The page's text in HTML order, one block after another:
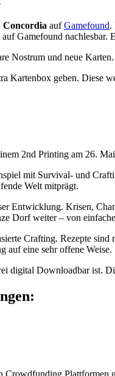
Concordia aufGamefound.
Gamefound
Nostrum und neue
Kartenbox geben. Diese
2nd Printing am 26.
mit Survival- und
Welt mitprägt.
Entwicklung. Krisen,
Dorf weiter – von
Crafting. Rezepte
auf eine sehr offene Weise.
digital Downloadbar ist.
Crowdfunding Plattformen